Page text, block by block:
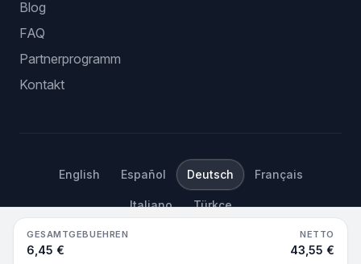
GESAMTGEBUEHREN
6,45 €
NETTO
43,55 €
Blog
FAQ
Partnerprogramm
Kontakt
English Español Deutsch Français
Italiano Türkçe
©2026 Alle Rechte vorbehalten.